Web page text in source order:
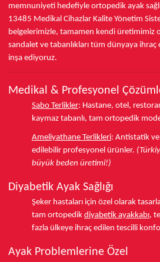
memnuniyeti hedefiyle ortopedik ayak
13485 Medikal Cihazlar Kalite Yönetim
belgelerimizle, tamamen kendi üretimimiz
sandalet ve tabanlıkları tüm dünyaya ihraç
inşa ediyoruz.
Medikal & Profesyonel
Sabo Terlikler: Hastane, otel,
kaymaz tabanlı, tam ortopedik
Ameliyathane Terlikleri: Antistatik ve
edilebilir profesyonel ürünler.
büyük beden üretimi!)
Diyabetik Ayak Sağlığı
Şeker hastaları için özel olarak
tam ortopedik diyabetik ayakkabı,
fazla ülkeye ihraç edilen tescilli
Ayak Problemlerine Özel